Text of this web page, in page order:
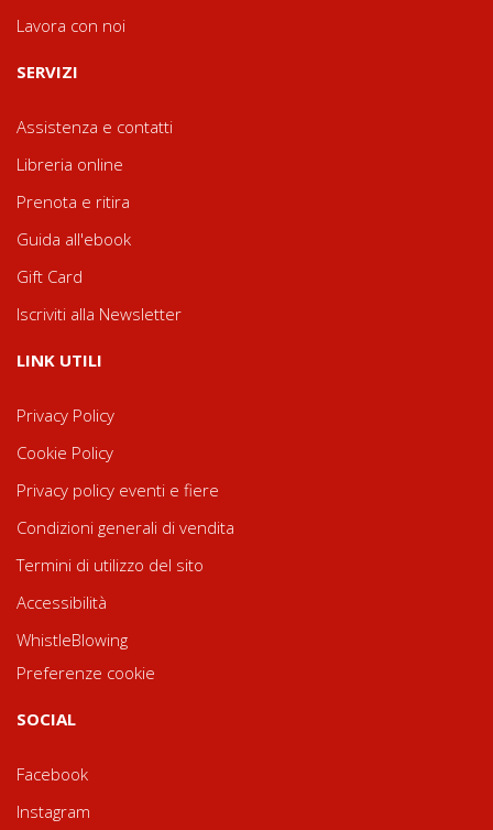
Lavora con noi
SERVIZI
Assistenza e contatti
Libreria online
Prenota e ritira
Guida all'ebook
Gift Card
Iscriviti alla Newsletter
LINK UTILI
Privacy Policy
Cookie Policy
Privacy policy eventi e fiere
Condizioni generali di vendita
Termini di utilizzo del sito
Accessibilità
WhistleBlowing
Preferenze cookie
SOCIAL
Facebook
Instagram